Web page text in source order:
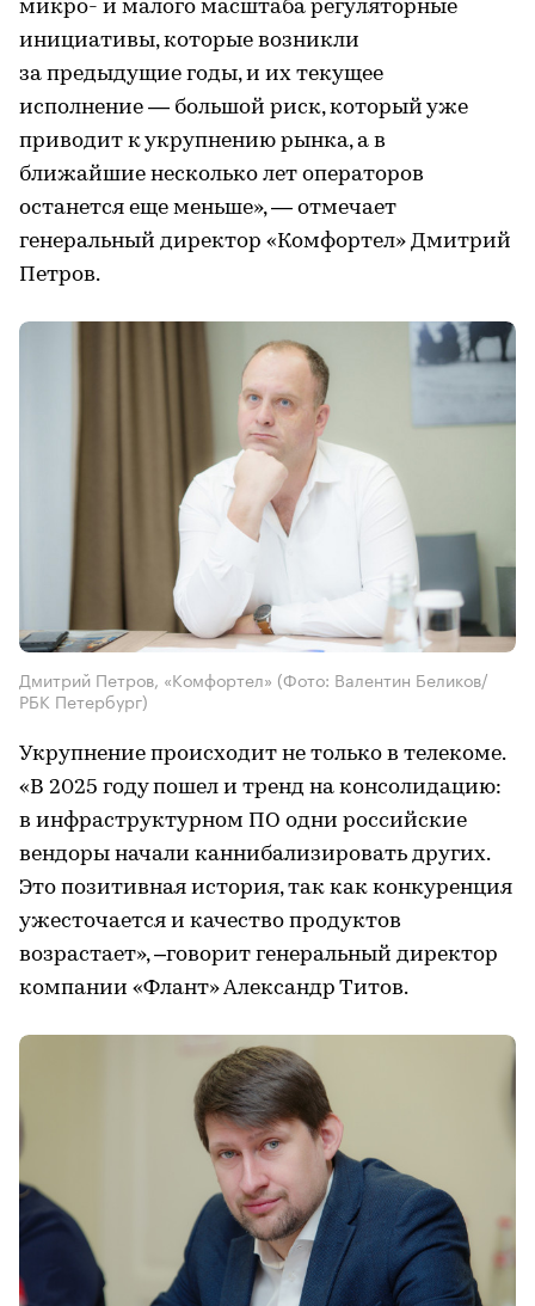
микро- и малого масштаба регуляторные
инициативы, которые возникли
за предыдущие годы, и их текущее
исполнение — большой риск, который уже
приводит к укрупнению рынка, а в
ближайшие несколько лет операторов
останется еще меньше», — отмечает
генеральный директор «Комфортел» Дмитрий
Петров.
Дмитрий Петров, «Комфортел» (Фото: Валентин Беликов/
РБК Петербург)
Укрупнение происходит не только в телекоме.
«В 2025 году пошел и тренд на консолидацию:
в инфраструктурном ПО одни российские
вендоры начали каннибализировать других.
Это позитивная история, так как конкуренция
ужесточается и качество продуктов
возрастает», –говорит генеральный директор
компании «Флант» Александр Титов.